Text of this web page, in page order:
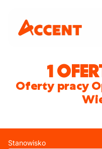
1
Oferty pracy
Stanowisko